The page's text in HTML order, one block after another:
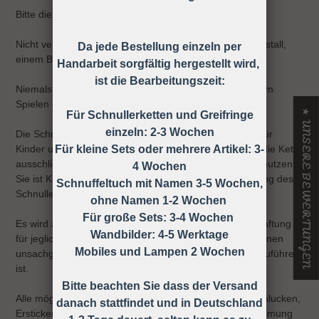
Bitte die Schnullerkette nur an der Kleidung befestigen!
Nicht verwenden, wenn der Säugling sich in einem Laufstall,
einem Bett oder einer Wiege befindet
Niemals die Schnullerkette dem Kind ohne Schnuller zum
Spielen geben.
Die Schnullerkette darf nicht unbefestigt als Spielzeug für
Kinder unter 36 Monaten verwendet werden, daher ist die Kette
ausschließlich unter Aufsicht eines Erwachsenen zu benutzen!
Sie ist KEIN Spielzeug, sondern dient nur zur Befestigung des
Schnullers an der Kleidung.
Es wird ausdrücklich darauf hingewiesen, dass keine Haftung
für jegliche Art von Risiken übernommen wird, die auf einen
unsachgemäßen Gebrauch der Schnullerkette zurück zuführen
ist.
Alle möglichen Unfälle und Verletzungen wie z.B. Verschlucken,
Ersticken, Strangulieren ect. können durch die Wahrnehmung
★ UNSERE BEWERTUNGEN
Da jede Bestellung einzeln per
Handarbeit sorgfältig hergestellt wird,
ist die Bearbeitungszeit:
Für Schnullerketten und Greifringe
einzeln: 2-3 Wochen
Für kleine Sets oder mehrere Artikel: 3-
4 Wochen
Schnuffeltuch mit Namen 3-5 Wochen,
ohne Namen 1-2 Wochen
Für große Sets: 3-4 Wochen
Wandbilder: 4-5 Werktage
Mobiles und Lampen 2 Wochen
Bitte beachten Sie dass der Versand
danach stattfindet und in Deutschland